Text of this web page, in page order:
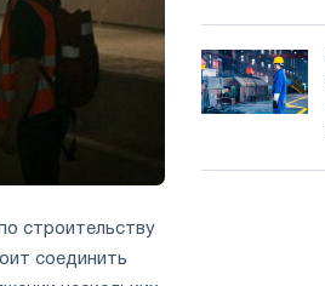
строительству
соединить
роста
цен
режущую
машину
Европейские
цены
на